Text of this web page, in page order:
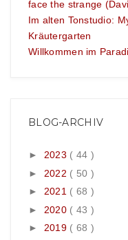
face the strange
Im alten Tonstudio:
Kräutergarten
Willkommen im
BLOG-ARCHIV
► 2023 ( 44 )
► 2022 ( 50 )
► 2021 ( 68 )
► 2020 ( 43 )
► 2019 ( 68 )